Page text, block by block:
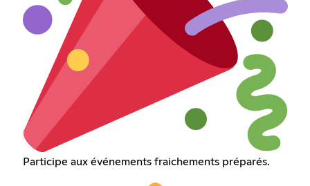
Participe aux événements fraichements préparés.